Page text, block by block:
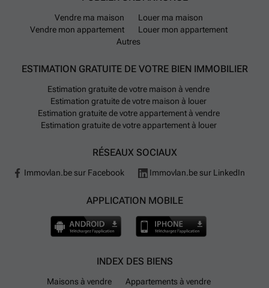
Vendre ma maison
Louer ma maison
Vendre mon appartement
Louer mon appartement
Autres
ESTIMATION GRATUITE DE VOTRE BIEN IMMOBILIER
Estimation gratuite de votre maison à vendre
Estimation gratuite de votre maison à louer
Estimation gratuite de votre appartement à vendre
Estimation gratuite de votre appartement à louer
RÉSEAUX SOCIAUX
Immovlan.be sur Facebook Immovlan.be sur LinkedIn
APPLICATION MOBILE
INDEX DES BIENS
Maisons à vendre
Appartements à vendre